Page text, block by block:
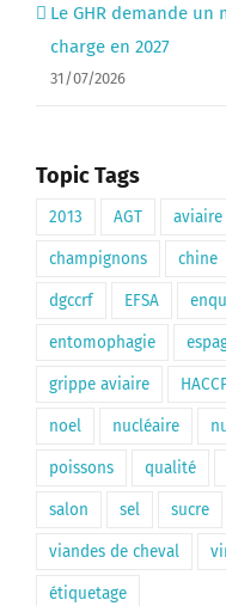
Le GHR demande
charge en 2027
31/07/2026
Topic Tags
2013 AGT aviaire
champignons chine
dgccrf EFSA
entomophagie
grippe aviaire
noel nucléaire
poissons qualité
salon sel sucre
viandes de cheval
étiquetage